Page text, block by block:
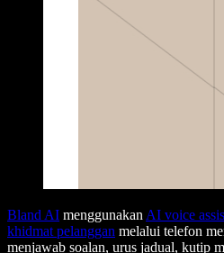
Bland AI menggunakan AI voice
khidmat pelanggan melalui telefon
menjawab soalan, urus jadual, kutip